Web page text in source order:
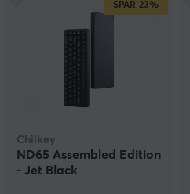
SPAR 23%
Chilkey
ND65 Assembled Edition
- Jet Black